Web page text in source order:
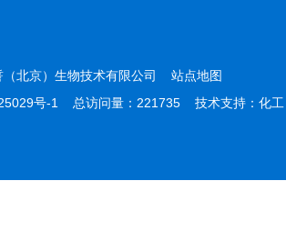
（北京）生物技术有限公司 站点地图
号-1 总访问量：221735 技术支持： 化工